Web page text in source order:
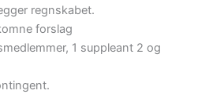
regnskabet.
forslag
1 suppleant 2 og